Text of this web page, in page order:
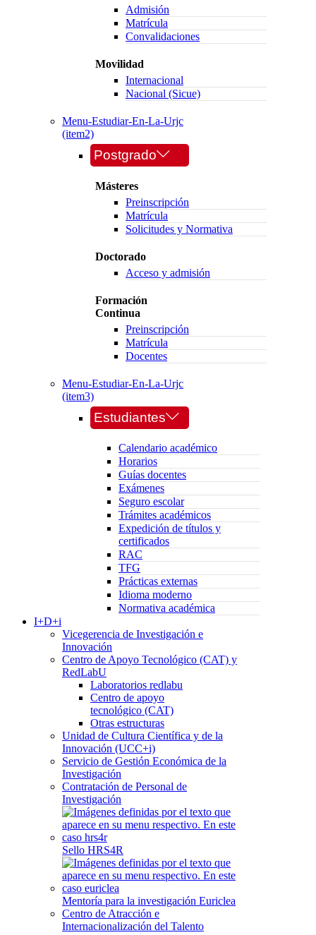
Admisión
Matrícula
Convalidaciones
Movilidad
Internacional
Nacional (Sicue)
Menu-Estudiar-En-La-Urjc
(item2)
Postgrado
Másteres
Preinscripción
Matrícula
Solicitudes y Normativa
Doctorado
Acceso y admisión
Formación
Continua
Preinscripción
Matrícula
Docentes
Menu-Estudiar-En-La-Urjc
(item3)
Estudiantes
Calendario académico
Horarios
Guías docentes
Exámenes
Seguro escolar
Trámites académicos
Expedición de títulos y
certificados
RAC
TFG
Prácticas externas
Idioma moderno
Normativa académica
I+D+i
Vicegerencia de Investigación e
Innovación
Centro de Apoyo Tecnológico (CAT) y
RedLabU
Laboratorios redlabu
Centro de apoyo
tecnológico (CAT)
Otras estructuras
Unidad de Cultura Científica y de la
Innovación (UCC+i)
Servicio de Gestión Económica de la
Investigación
Contratación de Personal de
Investigación
Sello HRS4R
Mentoría para la investigación Euriclea
Centro de Atracción e
Internacionalización del Talento